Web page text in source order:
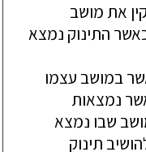
להתקין את מושב
כאשר התינוק נמצא
במושב עצמו
נמצאות
שבו נמצא
תינוק